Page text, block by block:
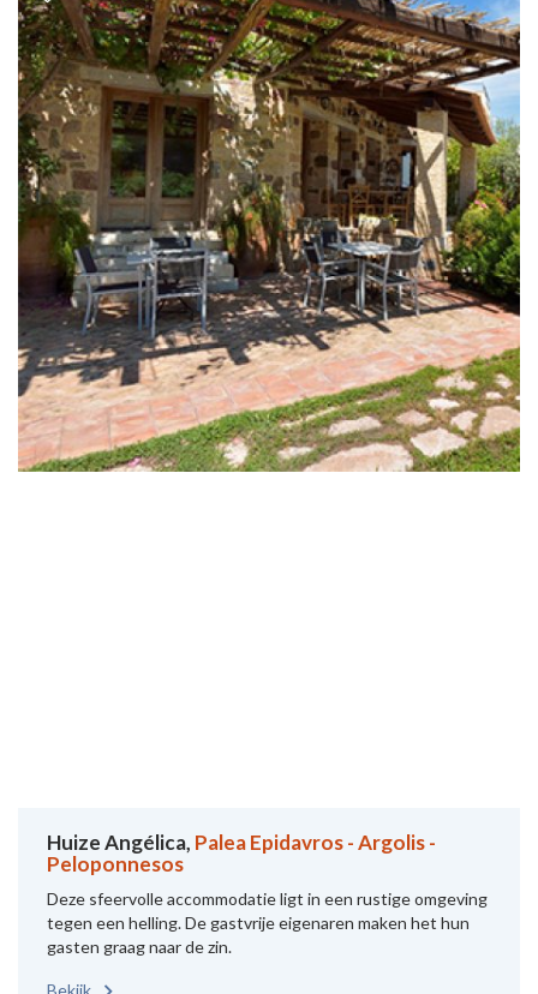
Huize Angélica, Palea Epidavros - Argolis -
Peloponnesos
Deze sfeervolle accommodatie ligt in een rustige omgeving
tegen een helling. De gastvrije eigenaren maken het hun
gasten graag naar de zin.
Bekijk